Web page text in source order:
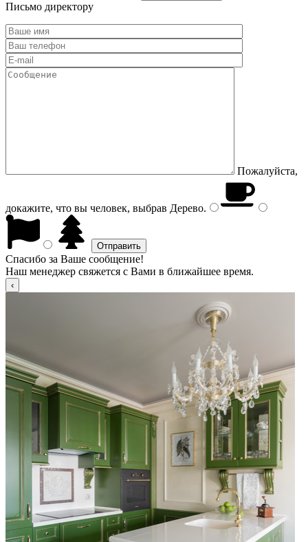
Письмо директору
Пожалуйста,
докажите, что вы человек, выбрав Дерево.
Спасибо за Ваше сообщение!
Наш менеджер свяжется с Вами в ближайшее время.